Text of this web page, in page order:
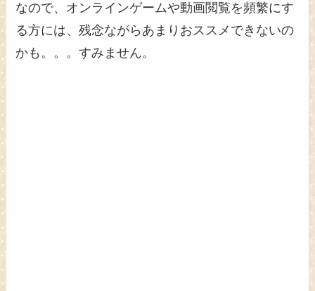
なので、オンラインゲームや動画閲覧を頻繁にす
る方には、残念ながらあまりおススメできないの
かも。。。すみません。